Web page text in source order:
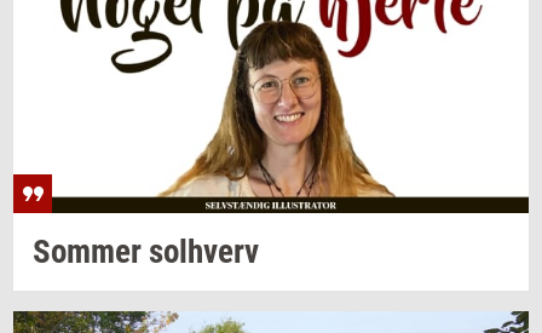
Som­mersol­hverv